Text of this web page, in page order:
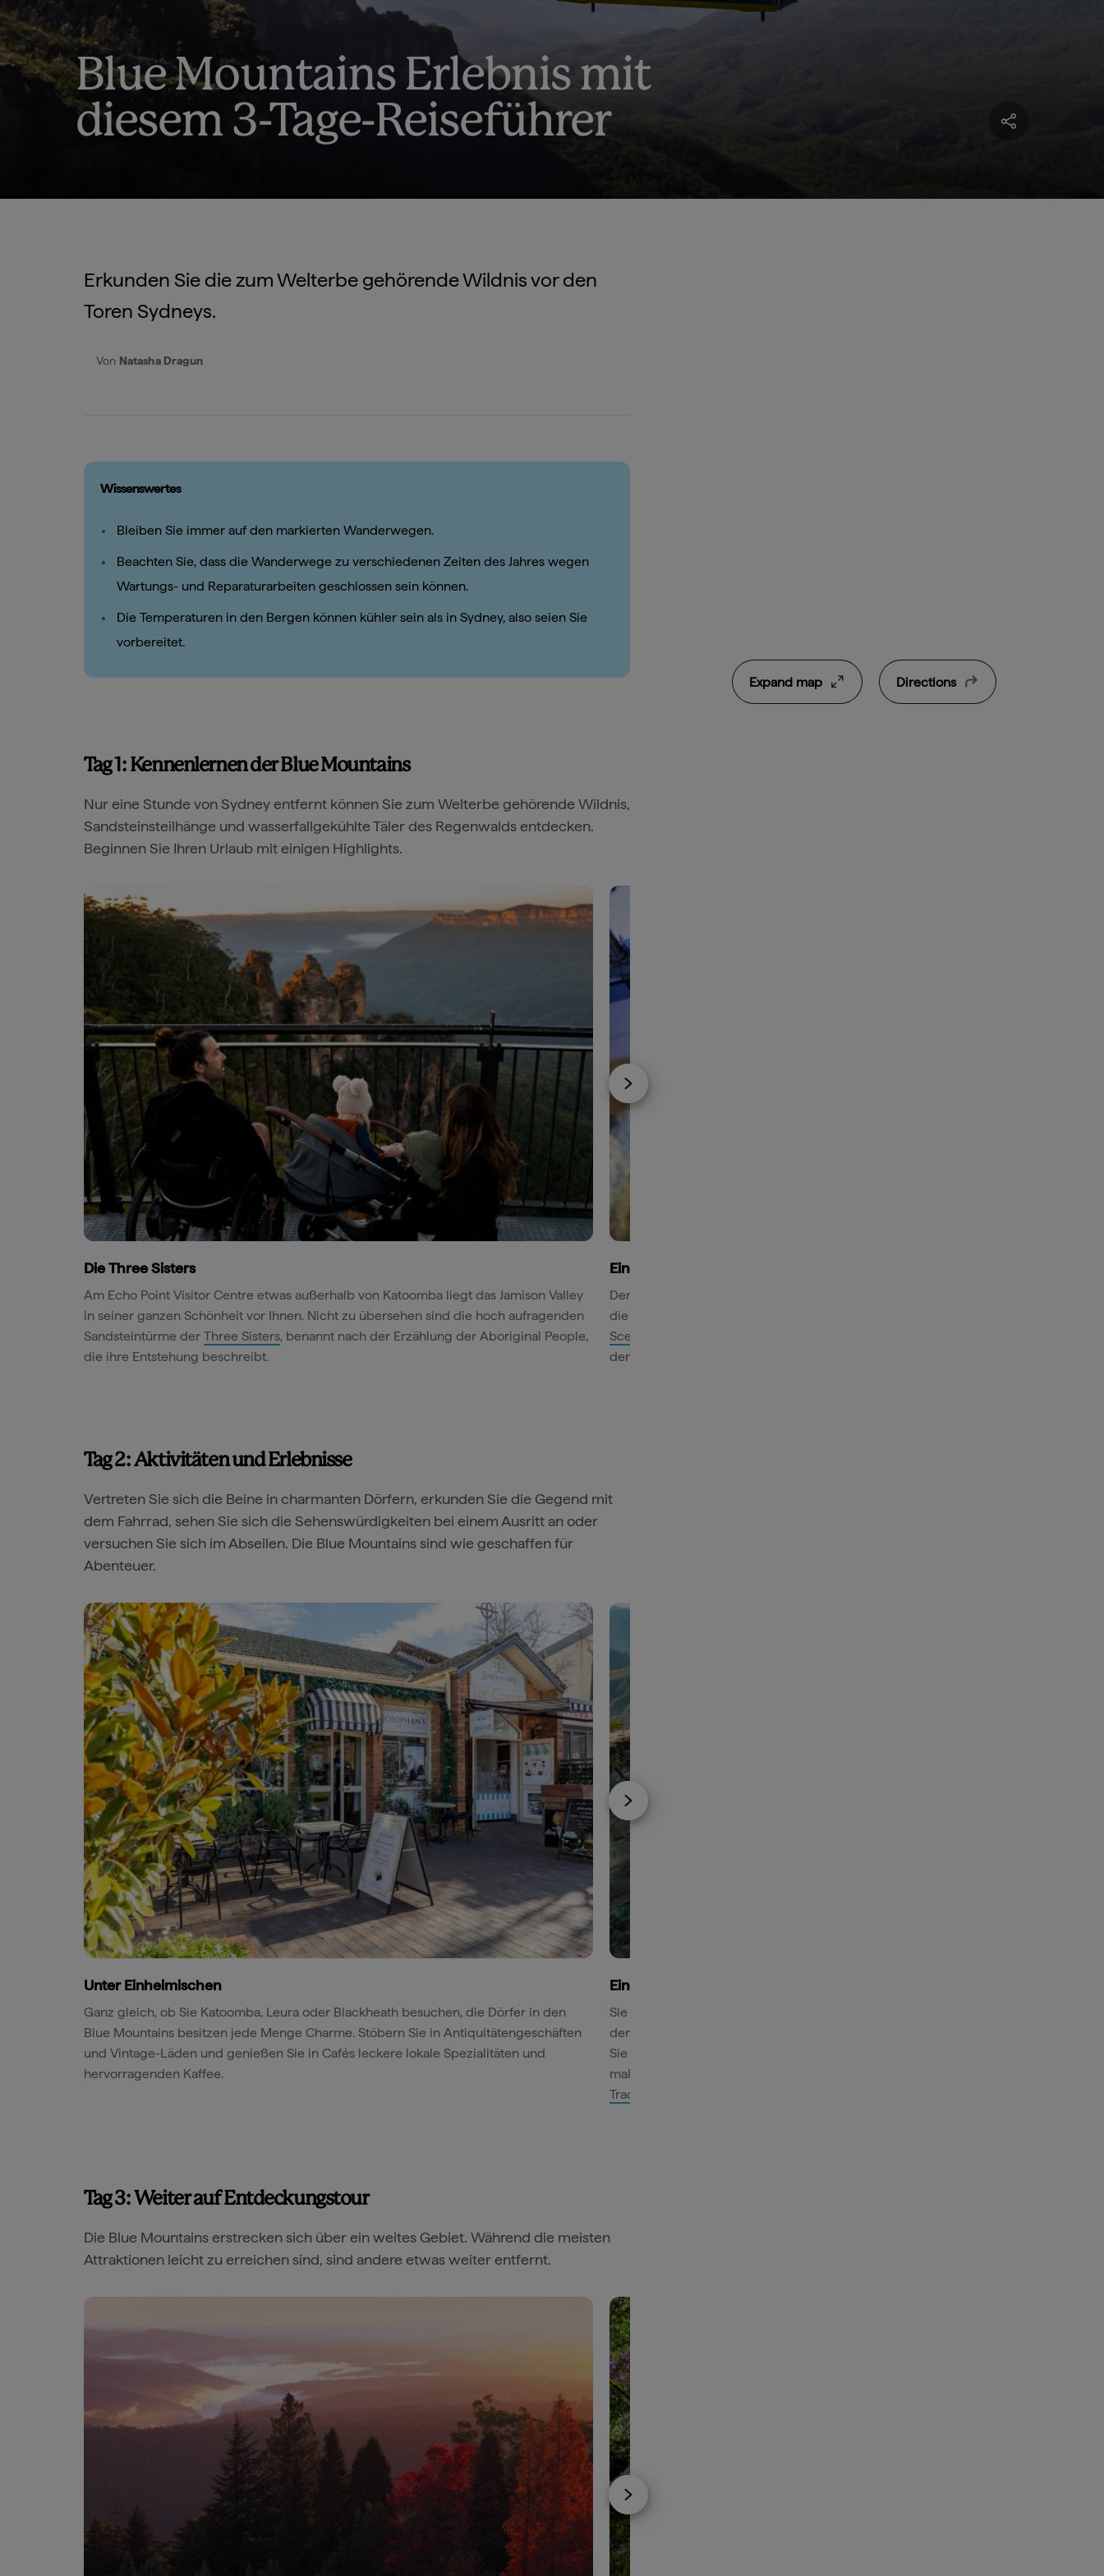
Blue Mountains Erlebnis mit
diesem 3-Tage-Reiseführer
Erkunden Sie die zum Welterbe gehörende Wildnis vor den
Toren Sydneys.
Von Natasha Dragun
Expand map Directions
Wissenswertes
Bleiben Sie immer auf den markierten Wanderwegen.
Beachten Sie, dass die Wanderwege zu verschiedenen Zeiten des Jahres wegen
Wartungs- und Reparaturarbeiten geschlossen sein können.
Die Temperaturen in den Bergen können kühler sein als in Sydney, also seien Sie
vorbereitet.
Tag 1: Kennenlernen der Blue Mountains
Nur eine Stunde von Sydney entfernt können Sie zum Welterbe gehörende Wildnis,
Sandsteinsteilhänge und wasserfallgekühlte Täler des Regenwalds entdecken.
Beginnen Sie Ihren Urlaub mit einigen Highlights.
Die Three Sisters
Am Echo Point Visitor Centre etwas außerhalb von Katoomba liegt das Jamison Valley
in seiner ganzen Schönheit vor Ihnen. Nicht zu übersehen sind die hoch aufragenden
Sandsteintürme der Three Sisters, benannt nach der Erzählung der Aboriginal People,
die ihre Entstehung beschreibt.
Eine Fahrt im steilsten Personenzug der Welt
Der steilste Personenzug der Welt, eine unglaubliche Aussicht aus der Seilbahn und
die erhöhten Holzwege durch den Wald sind nur drei Gründe für einen Besuch von
Scenic World
den gläsernen Scenic Skyway.
Tag 2: Aktivitäten und Erlebnisse
Vertreten Sie sich die Beine in charmanten Dörfern, erkunden Sie die Gegend mit
dem Fahrrad, sehen Sie sich die Sehenswürdigkeiten bei einem Ausritt an oder
versuchen Sie sich im Abseilen. Die Blue Mountains sind wie geschaffen für
Abenteuer.
Unter Einheimischen
Ganz gleich, ob Sie Katoomba, Leura oder Blackheath besuchen, die Dörfer in den
Blue Mountains besitzen jede Menge Charme. Stöbern Sie in Antiquitätengeschäften
und Vintage-Läden und genießen Sie in Cafés leckere lokale Spezialitäten und
hervorragenden Kaffee.
Eine spektakuläre Aussicht
Sie sind schwindelfrei? Dann sollten Sie den
der einen atemberaubenden Panoramablick auf die darunter liegenden Täler bietet.
Sie erreichen den Aussichtspunkt nach einer Fahrt auf der Hat Hill Road durch eine
malerische Landschaft. Er ist gleichzeitig auch Ausgangspunkt für den
Track
Tag 3: Weiter auf Entdeckungstour
Die Blue Mountains erstrecken sich über ein weites Gebiet. Während die meisten
Attraktionen leicht zu erreichen sind, sind andere etwas weiter entfernt.